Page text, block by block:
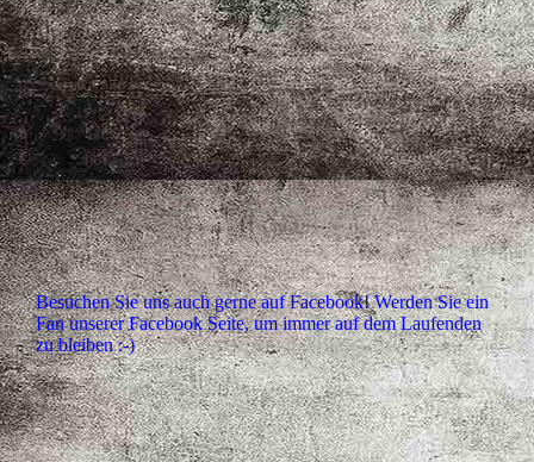
Besuchen Sie uns auch gerne auf Facebook! Werden Sie ein
Fan unserer Facebook Seite, um immer auf dem Laufenden
zu bleiben :-)